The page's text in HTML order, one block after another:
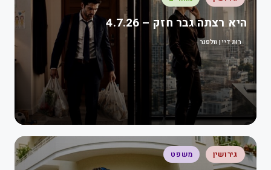
היא רצתה גבר חזק – 4.7.26
רות דיין וולפנר
גירושין משפט